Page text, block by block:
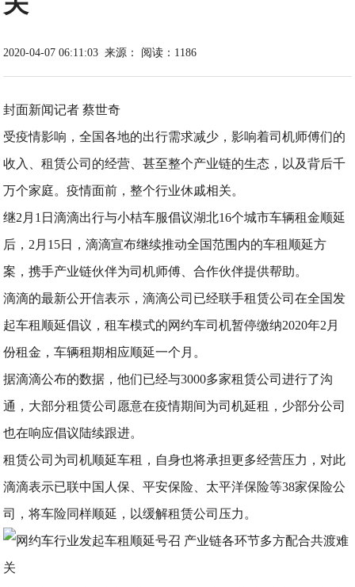
2020-04-07 06:11:03 来源： 阅读：1186
封面新闻记者 蔡世奇
受疫情影响，全国各地的出行需求减少，影响着司机师傅们的
收入、租赁公司的经营、甚至整个产业链的生态，以及背后千
万个家庭。疫情面前，整个行业休戚相关。
继2月1日滴滴出行与小桔车服倡议湖北16个城市车辆租金顺延
后，2月15日，滴滴宣布继续推动全国范围内的车租顺延方
案，携手产业链伙伴为司机师傅、合作伙伴提供帮助。
滴滴的最新公开信表示，滴滴公司已经联手租赁公司在全国发
起车租顺延倡议，租车模式的网约车司机暂停缴纳2020年2月
份租金，车辆租期相应顺延一个月。
据滴滴公布的数据，他们已经与3000多家租赁公司进行了沟
通，大部分租赁公司愿意在疫情期间为司机延租，少部分公司
也在响应倡议陆续跟进。
租赁公司为司机顺延车租，自身也将承担更多经营压力，对此
滴滴表示已联中国人保、平安保险、太平洋保险等38家保险公
司，将车险同样顺延，以缓解租赁公司压力。